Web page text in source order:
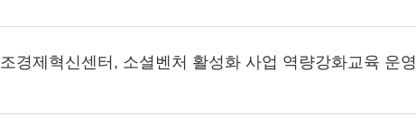
경제혁신센터, 소셜벤처 활성화 사업 역량강화교육 운영